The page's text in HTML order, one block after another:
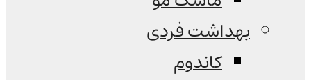
بهداشت فردی
کاندوم